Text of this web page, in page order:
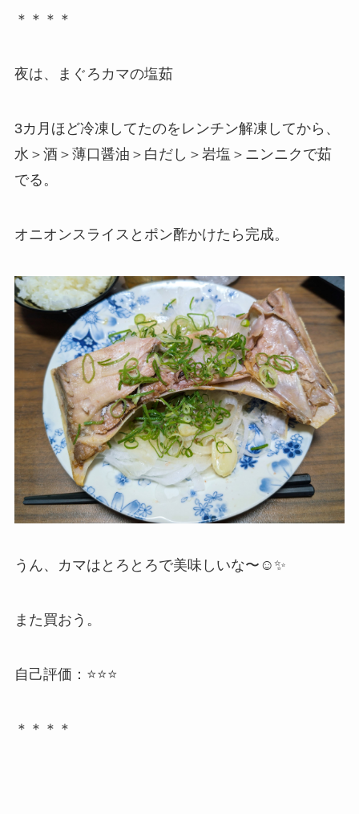
＊＊＊＊
夜は、まぐろカマの塩茹
3カ月ほど冷凍してたのをレンチン解凍してから、
水＞酒＞薄口醤油＞白だし＞岩塩＞ニンニクで茹
でる。
オニオンスライスとポン酢かけたら完成。
うん、カマはとろとろで美味しいな〜☺️✨
また買おう。
自己評価：⭐️⭐️⭐️
＊＊＊＊